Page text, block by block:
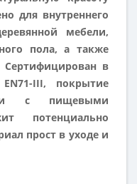
для внутреннего
мебели,
пола, а также
Сертифицирован в
EN71-III, покрытие
с пищевыми
потенциально
прост в уходе и